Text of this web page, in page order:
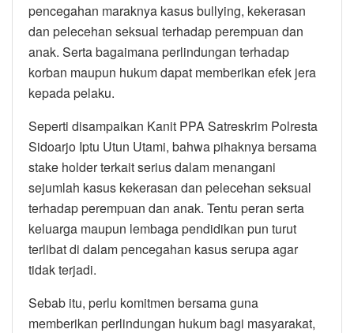
pencegahan maraknya kasus bullying, kekerasan
dan pelecehan seksual terhadap perempuan dan
anak. Serta bagaimana perlindungan terhadap
korban maupun hukum dapat memberikan efek jera
kepada pelaku.
Seperti disampaikan Kanit PPA Satreskrim Polresta
Sidoarjo Iptu Utun Utami, bahwa pihaknya bersama
stake holder terkait serius dalam menangani
sejumlah kasus kekerasan dan pelecehan seksual
terhadap perempuan dan anak. Tentu peran serta
keluarga maupun lembaga pendidikan pun turut
terlibat di dalam pencegahan kasus serupa agar
tidak terjadi.
Sebab itu, perlu komitmen bersama guna
memberikan perlindungan hukum bagi masyarakat,